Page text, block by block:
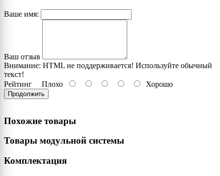
Ваше имя:
Ваш отзыв
Внимание: HTML не поддерживается! Используйте обычный
текст!
Рейтинг Плохо Хорошо
Продолжить
Похожие товары
Товары модульной системы
Комплектация